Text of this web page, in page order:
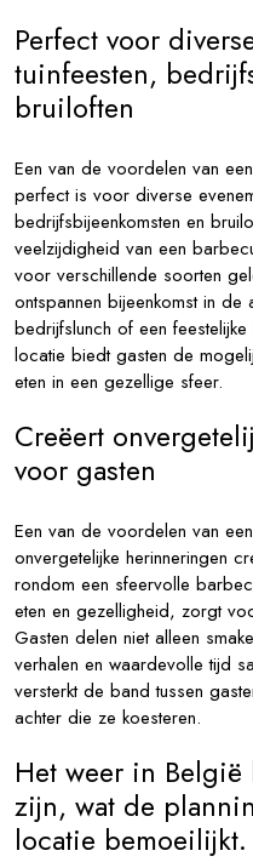
Perfect voor
tuinfeesten,
bruiloften
Een van de voordelen van
perfect is voor diverse
bedrijfsbijeenkomsten en
veelzijdigheid van een
voor verschillende soorten
ontspannen bijeenkomst in de
bedrijfslunch of een
locatie biedt gasten de
eten in een gezellige sfeer.
Creëert
voor gasten
Een van de voordelen van
onvergetelijke herinneringen
rondom een sfeervolle
eten en gezelligheid, zorgt
Gasten delen niet alleen
verhalen en waardevolle tijd
versterkt de band tussen
achter die ze koesteren.
Het weer in
zijn, wat de
locatie bemoeilijkt.